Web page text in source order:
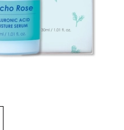
CREAR CUENTA